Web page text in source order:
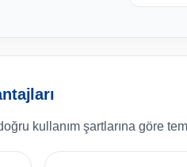
kullanım şartlarına göre